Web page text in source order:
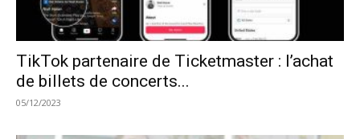
TikTok partenaire de Ticketmaster : l’achat
de billets de concerts...
05/12/2023